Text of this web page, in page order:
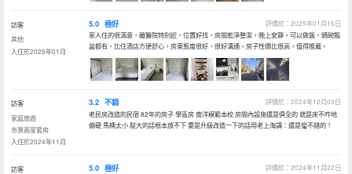
訪客
其他
入住於2025年01月
5.0 極好
評價於：2025年01月16日
家人住的很滿意，離醫院特別近，位置好找，房間乾淨整潔，晚上安靜，可以做飯，鍋碗瓢
盆都有，比住酒店方便舒心。房東態度很好，很好溝通。房子性價比很高，值得推薦。
訪客
家庭旅遊
市景兩室套房
入住於2024年11月
3.2 不錯
評價於：2024年12月03日
老民房改造的民宿 82年的房子 學區房 南洋模範本校 房間內設施還是俱全的 就是床不咋地
偏硬 馬桶太小 腚大的話根本放不下 要是升級改造一下的話用老上海講：還是蠻不錯的！
訪客
5.0 極好
評價於：2024年11月22日